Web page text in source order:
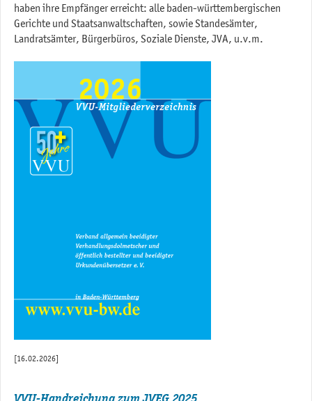
haben ihre Empfänger erreicht: alle baden-württembergischen
Gerichte und Staatsanwaltschaften, sowie Standesämter,
Landratsämter, Bürgerbüros, Soziale Dienste, JVA, u.v.m.
[16.02.2026]